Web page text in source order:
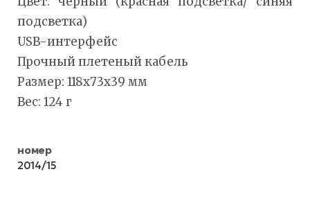
подсветка)
USB-интерфейс
Прочный плетеный кабель
Размер: 118х73х39 мм
Вес: 124 г
номер
2014/15